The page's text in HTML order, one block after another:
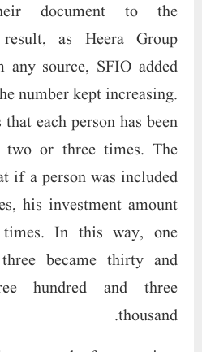
document to the
as Heera Group
any source, SFIO added
number kept increasing.
each person has been
or three times. The
if a person was included
his investment amount
times. In this way, one
became thirty and
hundred and three
thousand.